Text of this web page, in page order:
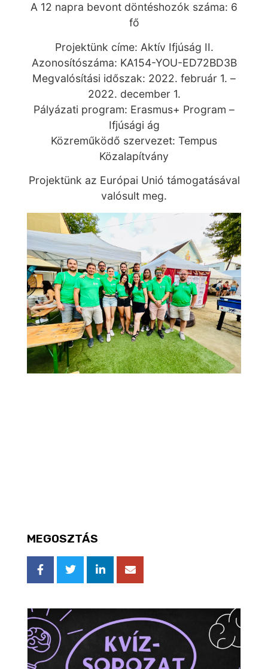
A 12 napra bevont döntéshozók száma: 6
fő
Projektünk címe: Aktív Ifjúság II.
Azonosítószáma: KA154-YOU-ED72BD3B
Megvalósítási időszak: 2022. február 1. –
2022. december 1.
Pályázati program: Erasmus+ Program –
Ifjúsági ág
Közreműködő szervezet: Tempus
Közalapítvány
Projektünk az Európai Unió támogatásával
valósult meg.
MEGOSZTÁS